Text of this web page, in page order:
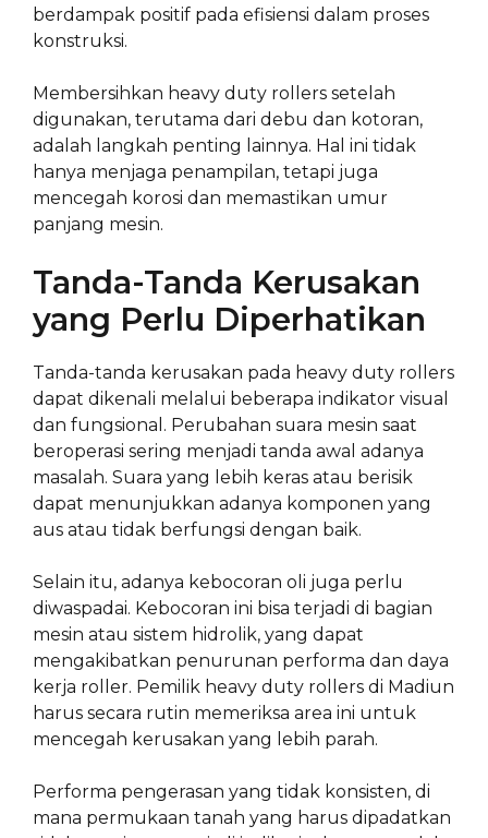
berdampak positif pada efisiensi dalam proses
konstruksi.
Membersihkan heavy duty rollers setelah
digunakan, terutama dari debu dan kotoran,
adalah langkah penting lainnya. Hal ini tidak
hanya menjaga penampilan, tetapi juga
mencegah korosi dan memastikan umur
panjang mesin.
Tanda-Tanda Kerusakan
yang Perlu Diperhatikan
Tanda-tanda kerusakan pada heavy duty rollers
dapat dikenali melalui beberapa indikator visual
dan fungsional. Perubahan suara mesin saat
beroperasi sering menjadi tanda awal adanya
masalah. Suara yang lebih keras atau berisik
dapat menunjukkan adanya komponen yang
aus atau tidak berfungsi dengan baik.
Selain itu, adanya kebocoran oli juga perlu
diwaspadai. Kebocoran ini bisa terjadi di bagian
mesin atau sistem hidrolik, yang dapat
mengakibatkan penurunan performa dan daya
kerja roller. Pemilik heavy duty rollers di Madiun
harus secara rutin memeriksa area ini untuk
mencegah kerusakan yang lebih parah.
Performa pengerasan yang tidak konsisten, di
mana permukaan tanah yang harus dipadatkan